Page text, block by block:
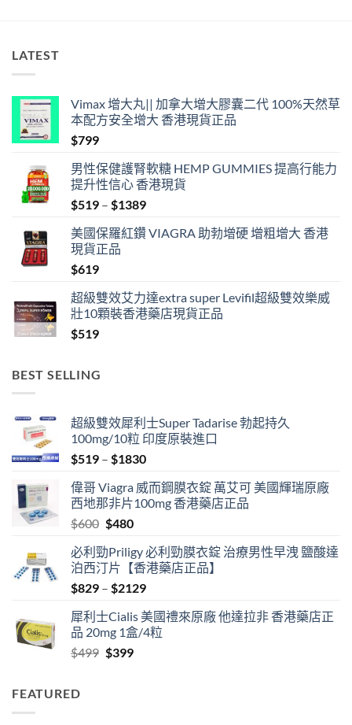
LATEST
Vimax 增大丸|| 加拿大增大膠囊二代 100%天然草
本配方安全增大 香港現貨正品
$799
男性保健護腎軟糖 HEMP GUMMIES 提高行能力
提升性信心 香港現貨
$519 – $1389Price
$519
美國保羅紅鑽 VIAGRA 助勃增硬 增粗增大 香港
現貨正品
$619
超級雙效艾力達extra super Levifil超級雙效樂威
壯10顆裝香港藥店現貨正品
$519
BEST SELLING
超級雙效犀利士Super Tadarise 勃起持久
100mg/10粒 印度原裝進口
$519 – $1830Price
$519
through
偉哥 Viagra 威而鋼膜衣錠 萬艾可 美國輝瑞原廠
西地那非片100mg 香港藥店正品
$600 Original
was:
$600.
$480Current
is:
$480.
必利勁Priligy 必利勁膜衣錠 治療男性早洩 鹽酸達
泊西汀片【香港藥店正品】
$829 – $2129Price
$829
through
犀利士Cialis 美國禮來原廠 他達拉非 香港藥店正
品 20mg 1盒/4粒
$499 Original
$399Current
FEATURED